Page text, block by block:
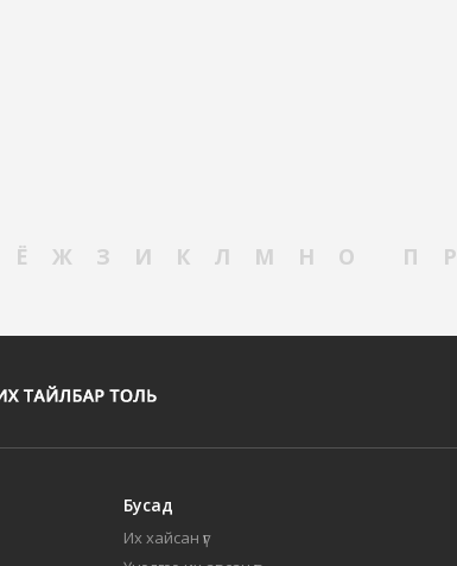
Ё Ж З И К Л М Н О П Р
Бусад
Их хайсан үг